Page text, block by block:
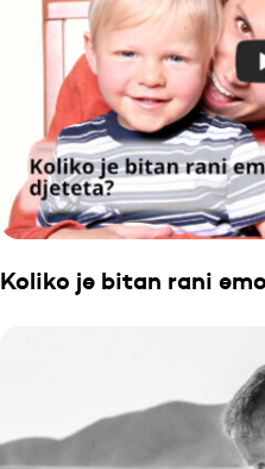
Koliko je bitan rani